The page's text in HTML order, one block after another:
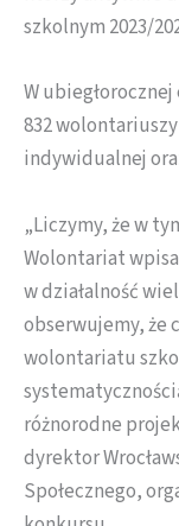
szkolnym 2023/
W
832
indywidualnej
„Liczymy, że w
Wolontariat
w działalność
obserwujemy, że
wolontariatu
różnorodne
dyrektor
Społecznego,